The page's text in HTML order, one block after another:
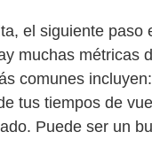
el siguiente paso
muchas métricas
comunes incluyen:
tus tiempos de
Puede ser un